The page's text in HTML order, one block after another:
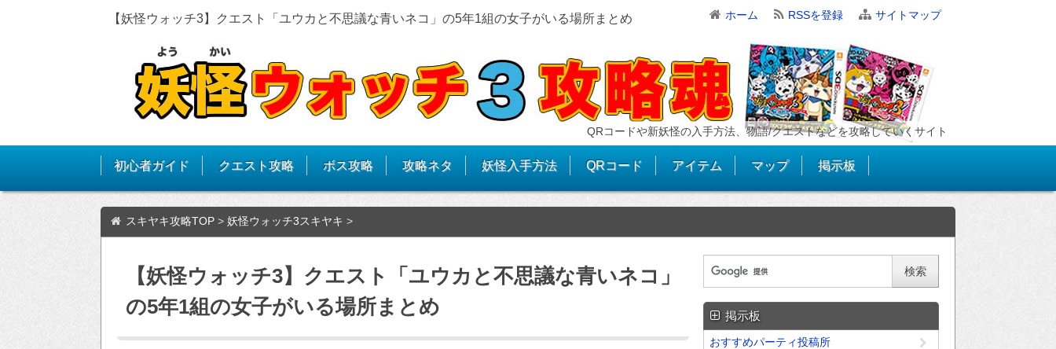
【妖怪ウォッチ3】クエスト「ユウカと不思議な青いネコ」の5年1組の女子がいる場所まとめ ホーム RSSを登録 サイトマップ
QRコードや新妖怪の入手方法、物語/クエストなどを攻略していくサイト
初心者ガイド クエスト攻略 ボス攻略 攻略ネタ 妖怪入手方法 QRコード アイテム マップ 掲示板
スキヤキ攻略TOP > 妖怪ウォッチ3スキヤキ >
【妖怪ウォッチ3】クエスト「ユウカと不思議な青いネコ」
の5年1組の女子がいる場所まとめ
掲示板
おすすめパーティ投稿所